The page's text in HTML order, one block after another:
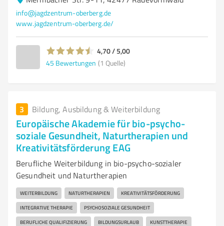
info@jagdzentrum-oberberg.de
www.jagdzentrum-oberberg.de/
4,70 / 5,00
45 Bewertungen (1 Quelle)
3 Bildung, Ausbildung & Weiterbildung
Europäische Akademie für bio-psycho-
soziale Gesundheit, Naturtherapien und
Kreativitätsförderung EAG
Berufliche Weiterbildung in bio-psycho-sozialer
Gesundheit und Naturtherapien
WEITERBILDUNG NATURTHERAPIEN KREATIVITÄTSFÖRDERUNG
INTEGRATIVE THERAPIE PSYCHOSOZIALE GESUNDHEIT
BERUFLICHE QUALIFIZIERUNG BILDUNGSURLAUB KUNSTTHERAPIE